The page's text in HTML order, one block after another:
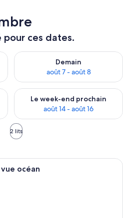
pour ces dates.
soir août 6 - août 7
Demain
août 7 - août 8
Vérifier la disponibilité pour
week-end août 7 - août 9
Le week-end prochain
août 14 - août 16
Vérifier la disponibilité pour
2 lits
Une pièce avec un téléviseur posé
océan